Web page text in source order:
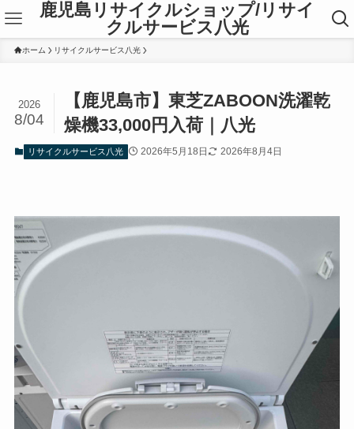
鹿児島リサイクルショップ/リサイ
クルサービス八光
ホーム リサイクルサービス八光
【鹿児島市】東芝ZABOON洗濯乾
燥機33,000円入荷｜八光
2026
8/04
リサイクルサービス八光 2026年5月18日 2026年8月4日